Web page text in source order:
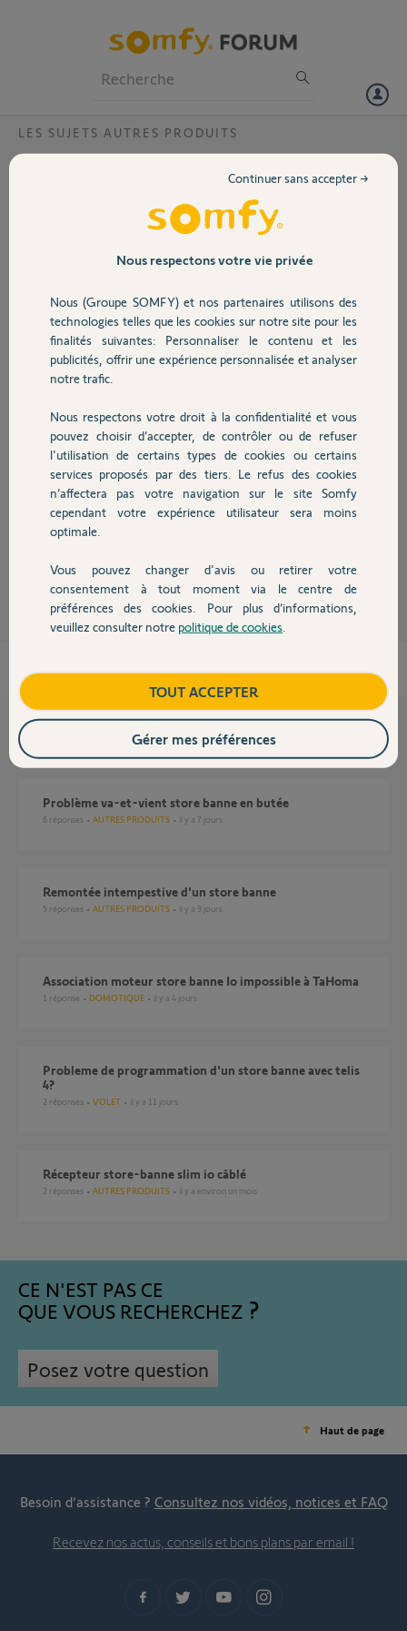
Volet
Sécurité
Domotique
Chauffage
Autres produits
Devis avec un pro
Contact
LES SUJETS AUTRES PRODUITS
je souhaite enlever le capteur vent de mon store banne, comment je
peux l'enlever de la mémoire moteur ?
Rémi D.
il y a environ 4 ans
Participer au fil de discussion
Réponses
Bonjour,
Il faut faire une RàZ au moteur.
il y a environ 4 ans
Questions liées
Problème va-et-vient store banne en butée
6 réponses AUTRES PRODUITS il y a 7 jours
Remontée intempestive d'un store banne
5 réponses AUTRES PRODUITS il y a 9 jours
Association moteur store banne Io impossible à TaHoma
1 réponse DOMOTIQUE il y a 4 jours
probleme de programmation d'un store banne avec telis
4?
2 réponses VOLET il y a 11 jours
Récepteur store-banne slim io câblé
2 réponses AUTRES PRODUITS il y a environ un mois
CE N'EST PAS CE
QUE VOUS RECHERCHEZ
Posez votre question
Haut de page
Besoin d’assistance ? Consultez nos vidéos, notices et FAQ
Recevez nos actus, conseils et bons plans par email !
Nous respectons votre vie privée
Nous (Groupe SOMFY) et nos partenaires utilisons des
technologies telles que les cookies sur notre site pour les
finalités suivantes: Personnaliser le contenu et les
publicités, offrir une expérience personnalisée et analyser
notre trafic.
Nous respectons votre droit à la confidentialité et vous
pouvez choisir d’accepter, de contrôler ou de refuser
l'utilisation de certains types de cookies ou certains
services proposés par des tiers. Le refus des cookies
n’affectera pas votre navigation sur le site Somfy
cependant votre expérience utilisateur sera moins
optimale.
Vous pouvez changer d'avis ou retirer votre
consentement à tout moment via le centre de
préférences des cookies. Pour plus d’informations,
veuillez consulter notre politique de cookies
Continuer sans accepter →
TOUT ACCEPTER
Gérer mes préférences